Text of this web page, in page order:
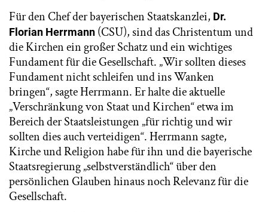
Für den Chef der bayerischen Staatskanzlei, Dr.
Florian Herrmann (CSU), sind das Christentum und
die Kirchen ein großer Schatz und ein wichtiges
Fundament für die Gesellschaft. „Wir sollten dieses
Fundament nicht schleifen und ins Wanken
bringen“, sagte Herrmann. Er halte die aktuelle
„Verschränkung von Staat und Kirchen“ etwa im
Bereich der Staatsleistungen „für richtig und wir
sollten dies auch verteidigen“. Herrmann sagte,
Kirche und Religion habe für ihn und die bayerische
Staatsregierung „selbstverständlich“ über den
persönlichen Glauben hinaus noch Relevanz für die
Gesellschaft.